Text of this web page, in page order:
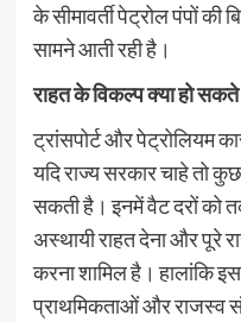
के सीमावर्ती पेट्रोल पंपों की
सामने आती रही है।
राहत के विकल्प क्या हो
ट्रांसपोर्ट और पेट्रोलियम
यदि राज्य सरकार चाहे तो
सकती है। इनमें वैट दरों को
अस्थायी राहत देना और पूरे
करना शामिल है। हालांकि
प्राथमिकताओं और राजस्व